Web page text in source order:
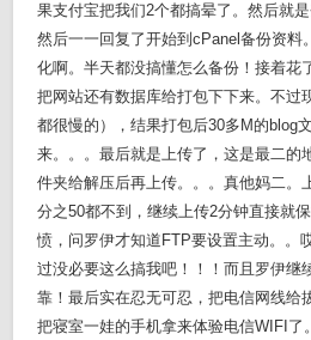
果支付宝把我们2个都搞晕了。然后就
然后一一回复了开始到cPanel备份资料
化啊。半天都没搞懂怎么备份！接着花
把网站还有数据库给打包下下来。不过
都很慢的），结果打包后30多M的blog
来。。。最后就是上传了，这是最二的
件夹给解压后再上传。。。真他妈二。
分之50都不到，继续上传2分钟直接就
愤，问罗伊才知道FTP要设置主动。。
过没必要这么搞我吧！！！而且罗伊继
靠！最后实在忍无可忍，把电信网线给
把寝室一娃的手机拿来体验电信WIFI了